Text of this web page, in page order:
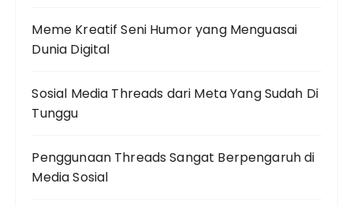
Meme Kreatif Seni Humor yang Menguasai
Dunia Digital
Sosial Media Threads dari Meta Yang Sudah Di
Tunggu
Penggunaan Threads Sangat Berpengaruh di
Media Sosial